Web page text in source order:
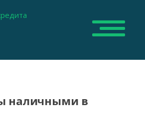
наличными в